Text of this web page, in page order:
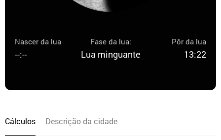
Nascer da lua
--:--
Fase da lua:
Lua minguante
Pôr da lua
13:22
Cálculos Descrição da cidade